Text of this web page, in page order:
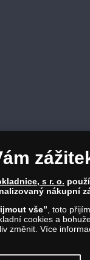
s. r. o.; Karolinská
s r. o.
nákupní
vše” , toto
cookies a
změnit. Více